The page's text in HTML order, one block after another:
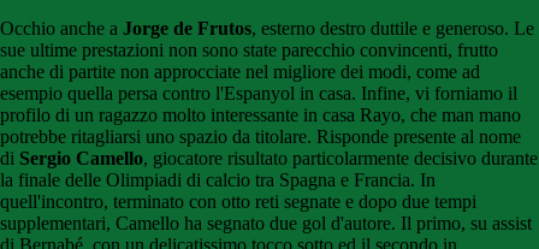
Occhio anche a Jorge de Frutos, esterno destro duttile e generoso. Le
sue ultime prestazioni non sono state parecchio convincenti, frutto
anche di partite non approcciate nel migliore dei modi, come ad
esempio quella persa contro l'Espanyol in casa. Infine, vi forniamo il
profilo di un ragazzo molto interessante in casa Rayo, che man mano
potrebbe ritagliarsi uno spazio da titolare. Risponde presente al nome
di Sergio Camello, giocatore risultato particolarmente decisivo durante
la finale delle Olimpiadi di calcio tra Spagna e Francia. In
quell'incontro, terminato con otto reti segnate e dopo due tempi
supplementari, Camello ha segnato due gol d'autore. Il primo, su assist
di Bernabé, con un delicatissimo tocco sotto ed il secondo in